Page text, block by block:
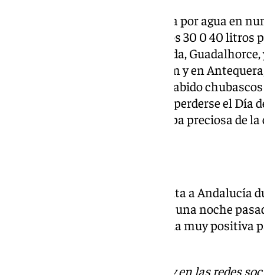
La madrugada ha estado pasada por agua en
Málaga, con cantidades sobre los 30 0 40
del Sol y en la Axarquía. En Ronda,
mantenido sobre los 10 o 20 mm y en
los diez. En Málaga capital ha habido
horas. El arcoíris no ha querido perderse el Día
asomado para dejar una estampa preciosa de la
La lluvia no ha sido la única visita a Andalucía
Reyes. Sierra Nevada ha pasado una noche
imágenes increíbles. Una noticia muy positiva
Descubre más noticias de 101Tv en las redes